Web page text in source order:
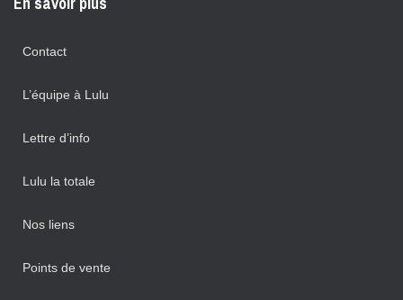
Contact
L’équipe à Lulu
Lettre d’info
Lulu la totale
Nos liens
Points de vente